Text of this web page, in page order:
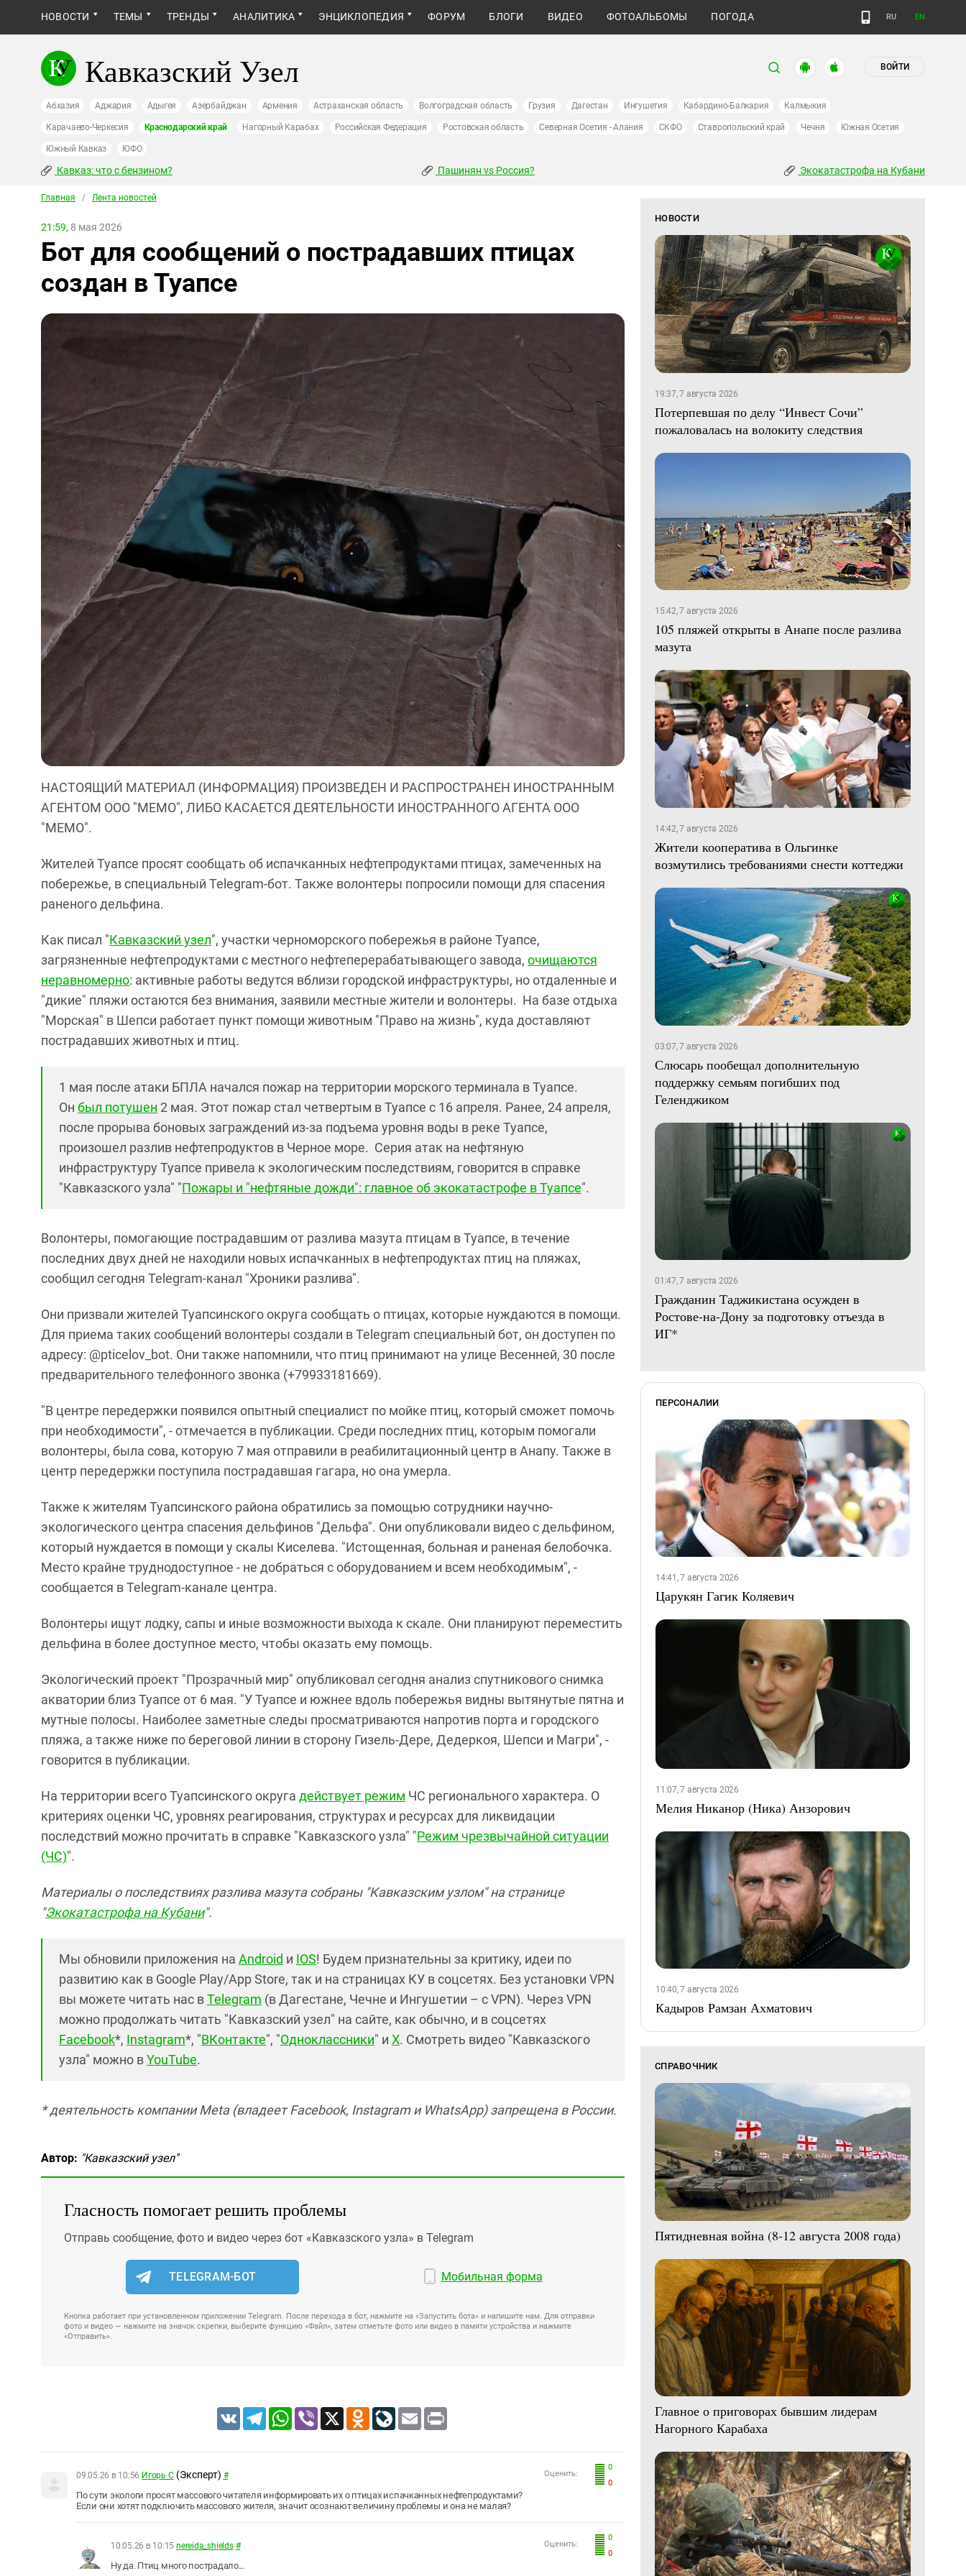
НОВОСТИ ТЕМЫ ТРЕНДЫ АНАЛИТИКА ЭНЦИКЛОПЕДИЯ ФОРУМ БЛОГИ ВИДЕО ФОТОАЛЬБОМЫ ПОГОДА RU EN
Кавказский Узел ВОЙТИ
Абхазия Аджария Адыгея Азербайджан Армения Астраханская область Волгоградская область Грузия Дагестан Ингушетия Кабардино-Балкария Калмыкия
Карачаево-Черкесия Краснодарский край Нагорный Карабах Российская Федерация Ростовская область Северная Осетия - Алания СКФО Ставропольский край Чечня Южная Осетия
Южный Кавказ ЮФО
Кавказ: что с бензином? Пашинян vs Россия? Экокатастрофа на Кубани
Главная / Лента новостей
21:59, 8 мая 2026
Бот для сообщений о пострадавших птицах
создан в Туапсе
НАСТОЯЩИЙ МАТЕРИАЛ (ИНФОРМАЦИЯ) ПРОИЗВЕДЕН И РАСПРОСТРАНЕН ИНОСТРАННЫМ
АГЕНТОМ ООО "МЕМО", ЛИБО КАСАЕТСЯ ДЕЯТЕЛЬНОСТИ ИНОСТРАННОГО АГЕНТА ООО
"МЕМО".
Жителей Туапсе просят сообщать об испачканных нефтепродуктами птицах, замеченных на
побережье, в специальный Telegram-бот. Также волонтеры попросили помощи для спасения
раненого дельфина.
Как писал "Кавказский узел", участки черноморского побережья в районе Туапсе,
загрязненные нефтепродуктами с местного нефтеперерабатывающего завода, очищаются
неравномерно: активные работы ведутся вблизи городской инфраструктуры, но отдаленные и
"дикие" пляжи остаются без внимания, заявили местные жители и волонтеры. На базе отдыха
"Морская" в Шепси работает пункт помощи животным "Право на жизнь", куда доставляют
пострадавших животных и птиц.
1 мая после атаки БПЛА начался пожар на территории морского терминала в Туапсе.
Он был потушен 2 мая. Этот пожар стал четвертым в Туапсе с 16 апреля. Ранее, 24 апреля,
после прорыва боновых заграждений из-за подъема уровня воды в реке Туапсе,
произошел разлив нефтепродуктов в Черное море. Серия атак на нефтяную
инфраструктуру Туапсе привела к экологическим последствиям, говорится в справке
"Кавказского узла" "Пожары и "нефтяные дожди": главное об экокатастрофе в Туапсе".
Волонтеры, помогающие пострадавшим от разлива мазута птицам в Туапсе, в течение
последних двух дней не находили новых испачканных в нефтепродуктах птиц на пляжах,
сообщил сегодня Telegram-канал "Хроники разлива".
Они призвали жителей Туапсинского округа сообщать о птицах, которые нуждаются в помощи.
Для приема таких сообщений волонтеры создали в Telegram специальный бот, он доступен по
адресу: @pticelov_bot. Они также напомнили, что птиц принимают на улице Весенней, 30 после
предварительного телефонного звонка (+79933181669).
"В центре передержки появился опытный специалист по мойке птиц, который сможет помочь
при необходимости", - отмечается в публикации. Среди последних птиц, которым помогали
волонтеры, была сова, которую 7 мая отправили в реабилитационный центр в Анапу. Также в
центр передержки поступила пострадавшая гагара, но она умерла.
Также к жителям Туапсинского района обратились за помощью сотрудники научно-
экологического центра спасения дельфинов "Дельфа". Они опубликовали видео с дельфином,
который нуждается в помощи у скалы Киселева. "Истощенная, больная и раненая белобочка.
Место крайне труднодоступное - не добраться с оборудованием и всем необходимым", -
сообщается в Telegram-канале центра.
Волонтеры ищут лодку, сапы и иные возможности выхода к скале. Они планируют переместить
дельфина в более доступное место, чтобы оказать ему помощь.
Экологический проект "Прозрачный мир" опубликовал сегодня анализ спутникового снимка
акватории близ Туапсе от 6 мая. "У Туапсе и южнее вдоль побережья видны вытянутые пятна и
мутные полосы. Наиболее заметные следы просматриваются напротив порта и городского
пляжа, а также ниже по береговой линии в сторону Гизель-Дере, Дедеркоя, Шепси и Магри", -
говорится в публикации.
На территории всего Туапсинского округа действует режим ЧС регионального характера. О
критериях оценки ЧС, уровнях реагирования, структурах и ресурсах для ликвидации
последствий можно прочитать в справке "Кавказского узла" "Режим чрезвычайной ситуации
(ЧС)".
Материалы о последствиях разлива мазута собраны "Кавказским узлом" на странице
"Экокатастрофа на Кубани".
Мы обновили приложения на Android и IOS! Будем признательны за критику, идеи по
развитию как в Google Play/App Store, так и на страницах КУ в соцсетях. Без установки VPN
вы можете читать нас вTelegram (в Дагестане, Чечне и Ингушетии – с VPN). Через VPN
можно продолжать читать "Кавказский узел" на сайте, как обычно, и в соцсетях
Facebook*, Instagram*, "ВКонтакте", "Одноклассники" и X. Смотреть видео "Кавказского
узла" можно вYouTube.
* деятельность компании Meta (владеет Facebook, Instagram и WhatsApp) запрещена в России.
Автор: "Кавказский узел"
Гласность помогает решить проблемы
Отправь сообщение, фото и видео через бот «Кавказского узла» в Telegram
TELEGRAM-БОТ Мобильная форма
Кнопка работает при установленном приложении Telegram. После перехода в бот, нажмите на «Запустить бота» и напишите нам. Для отправки
фото и видео — нажмите на значок скрепки, выберите функцию «Файл», затем отметьте фото или видео в памяти устройства и нажмите
«Отправить».
VK TelegramWhatsApp
Viber X Odnoklassniki
LiveJournal
Email
0
0
Оценить:
09.05.26 в 10:56 Игорь С (Эксперт) #
По сути экологи просят массового читателя информировать их о птицах испачканных нефтепродуктами?
Если они хотят подключить массового жителя, значит осознают величину проблемы и она не малая?
0
0
Оценить:
10.05.26 в 10:15 nereida_shields #
Ну да. Птиц много пострадало...
НОВОСТИ
19:37, 7 августа 2026
Потерпевшая по делу “Инвест Сочи”
пожаловалась на волокиту следствия
15:42, 7 августа 2026
105 пляжей открыты в Анапе после разлива
мазута
14:42, 7 августа 2026
Жители кооператива в Ольгинке
возмутились требованиями снести коттеджи
03:07, 7 августа 2026
Слюсарь пообещал дополнительную
поддержку семьям погибших под
Геленджиком
01:47, 7 августа 2026
Гражданин Таджикистана осужден в
Ростове-на-Дону за подготовку отъезда в
ИГ*
ПЕРСОНАЛИИ
14:41, 7 августа 2026
Царукян Гагик Коляевич
11:07, 7 августа 2026
Мелия Никанор (Ника) Анзорович
10:40, 7 августа 2026
Кадыров Рамзан Ахматович
СПРАВОЧНИК
Пятидневная война (8-12 августа 2008 года)
Главное о приговорах бывшим лидерам
Нагорного Карабаха